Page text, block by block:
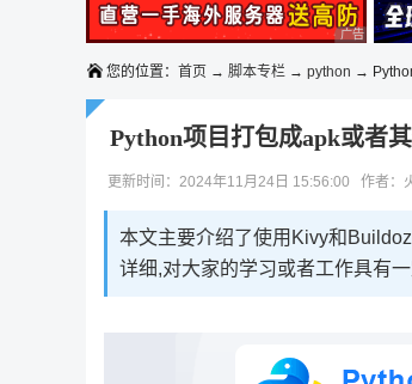
广告 商业
您的位置： 首页 → 脚本专栏 → python →
Python项目打包成apk或者
更新时间：2024年11月24日 15:56:00 作者：
本文主要介绍了使用Kivy和
详细,对大家的学习或者工作具有